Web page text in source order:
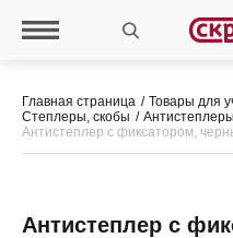
Главная страница Товары для
Степлеры, скобы
Антистеплеры
Антистеплер с фиксатором,
Антистеплер с